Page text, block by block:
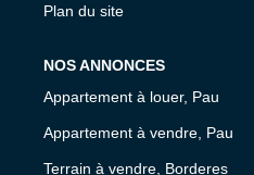
Plan du site
NOS ANNONCES
Appartement à louer, Pau
Appartement à vendre, Pau
Terrain à vendre, Borderes